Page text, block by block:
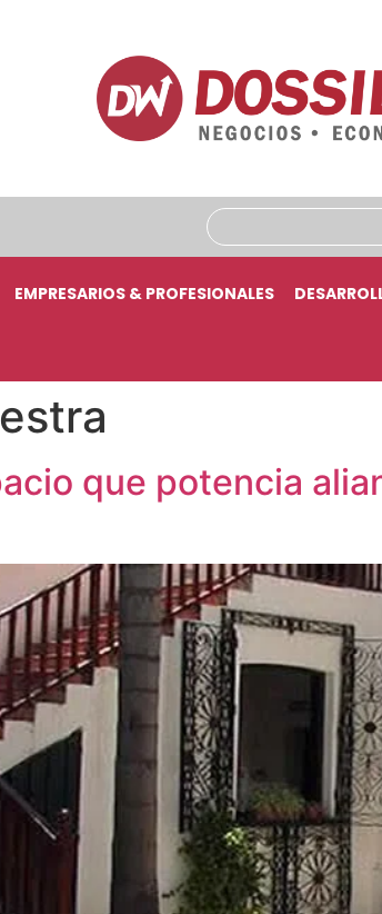
EMPRESARIOS & PROFESIONALES
que potencia